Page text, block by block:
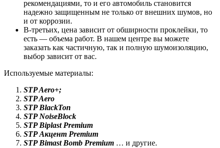
рекомендациями, то и его автомобиль становится
надежно защищенным не только от внешних шумов, но
и от коррозии.
В-третьих, цена зависит от обширности проклейки, то
есть — объема работ. В нашем центре вы можете
заказать как частичную, так и полную шумоизоляцию,
выбор зависит от вас.
Используемые материалы:
STP Aero+;
STP Aero
STP BlackTon
STP NoiseBlock
STP Biplast Premium
STP Акцент Premium
STP Bimast Bomb Premium … и другие.